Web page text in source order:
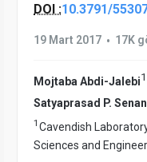
DOI :10.3791/
19 Mart 2017 • 17K
Mojtaba Abdi-Jalebi1
Satyaprasad P.
1 Cavendish
Sciences and